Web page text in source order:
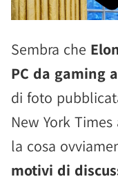
Sembra che
PC da gaming
di foto
New York
la cosa
motivi di